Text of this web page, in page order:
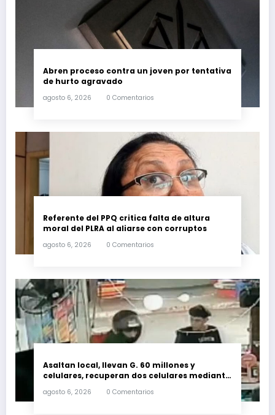
Abren proceso contra un joven por tentativa
de hurto agravado
agosto 6, 2026 0 Comentarios
Referente del PPQ critica falta de altura
moral del PLRA al aliarse con corruptos
agosto 6, 2026 0 Comentarios
Asaltan local, llevan G. 60 millones y
celulares, recuperan dos celulares mediante
agosto 6, 2026 0 Comentarios